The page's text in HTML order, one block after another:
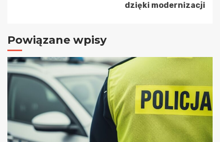
dzięki modernizacji
Powiązane wpisy